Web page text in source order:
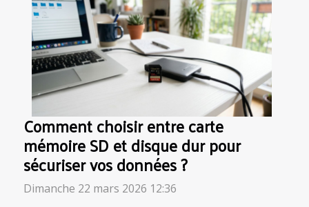
Comment choisir entre carte
mémoire SD et disque dur pour
sécuriser vos données ?
Dimanche 22 mars 2026 12:36